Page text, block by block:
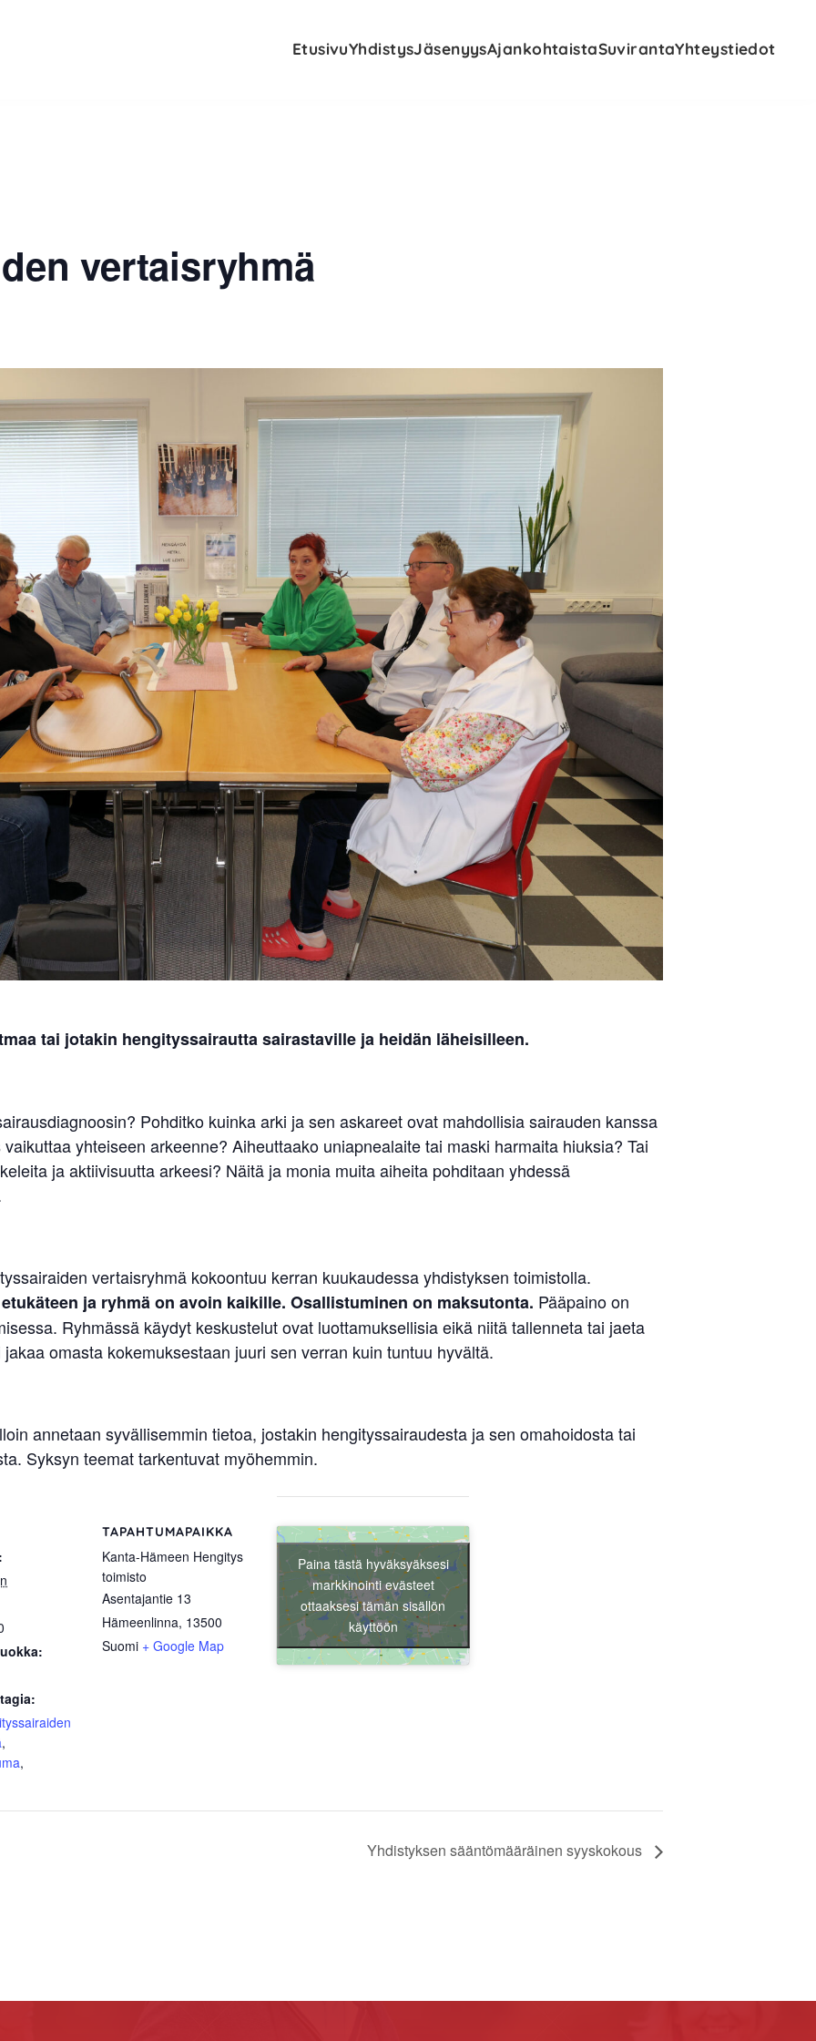
EtusivuYhdistysJäsenyysAjankohtaistaSuvirantaYhteystiedot
vertaisryhmä
tai jotakin hengityssairautta sairastaville ja heidän läheisilleen.
Pohditko kuinka arki ja sen askareet ovat mahdollisia sairauden kanssa
yhteiseen arkeenne? Aiheuttaako uniapnealaite tai maski harmaita hiuksia? Tai
ja aktiivisuutta arkeesi? Näitä ja monia muita aiheita pohditaan yhdessä
vertaisryhmä kokoontuu kerran kuukaudessa yhdistyksen toimistolla.
ja ryhmä on avoin kaikille. Osallistuminen on maksutonta. Pääpaino on
Ryhmässä käydyt keskustelut ovat luottamuksellisia eikä niitä tallenneta tai jaeta
omasta kokemuksestaan juuri sen verran kuin tuntuu hyvältä.
annetaan syvällisemmin tietoa, jostakin hengityssairaudesta ja sen omahoidosta tai
Syksyn teemat tarkentuvat myöhemmin.
,
,
TAPAHTUMAPAIKKA
Kanta-Hämeen Hengitys
toimisto
Asentajantie 13
Hämeenlinna, 13500
Suomi + Google Map
Paina tästä hyväksyäksesi
markkinointi evästeet
ottaaksesi tämän sisällön
käyttöön
Yhdistyksen sääntömääräinen syyskokous